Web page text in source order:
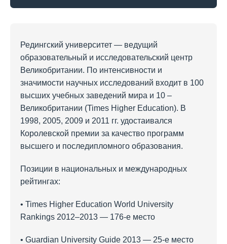
Редингский университет — ведущий
образовательный и исследовательский центр
Великобритании. По интенсивности и
значимости научных исследований входит в 100
высших учебных заведений мира и 10 –
Великобритании (Times Higher Education). В
1998, 2005, 2009 и 2011 гг. удостаивался
Королевской премии за качество программ
высшего и последипломного образования.
Позиции в национальных и международных
рейтингах:
• Times Higher Education World University
Rankings 2012–2013 — 176-е место
• Guardian University Guide 2013 — 25-е место